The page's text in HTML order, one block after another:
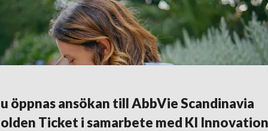
öppnas ansökan till AbbVie Scandinavia
Ticket i samarbete med KI